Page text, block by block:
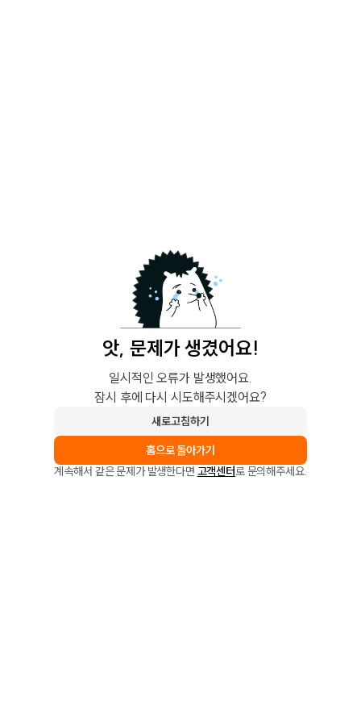
앗, 문제가 생겼어요!
일시적인 오류가 발생했어요.
잠시 후에 다시 시도해주시겠어요?
새로고침하기
홈으로 돌아가기
계속해서 같은 문제가 발생한다면 고객센터로 문의해주세요.